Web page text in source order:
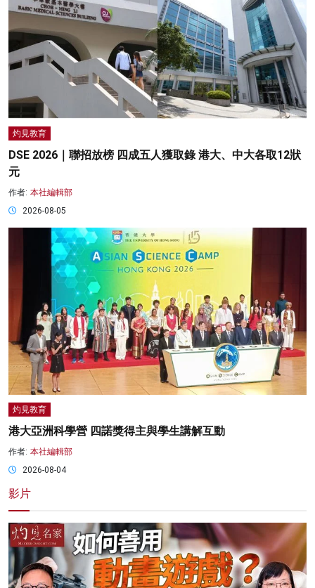
灼見教育
DSE 2026｜聯招放榜 四成五人獲取錄 港大、中大各取12狀
元
作者: 本社編輯部
2026-08-05
灼見教育
港大亞洲科學營 四諾獎得主與學生講解互動
作者: 本社編輯部
2026-08-04
影片